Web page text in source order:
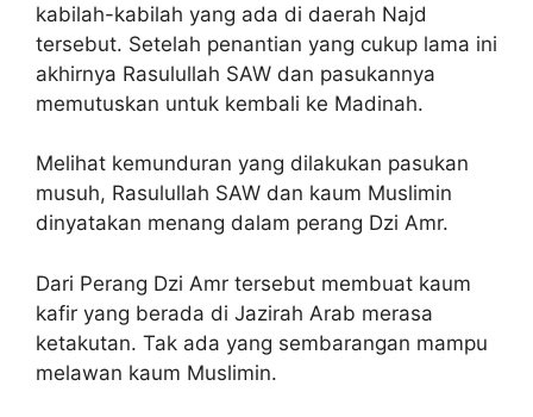
kabilah-kabilah yang ada di daerah Najd
tersebut. Setelah penantian yang cukup lama ini
akhirnya Rasulullah SAW dan pasukannya
memutuskan untuk kembali ke Madinah.
Melihat kemunduran yang dilakukan pasukan
musuh, Rasulullah SAW dan kaum Muslimin
dinyatakan menang dalam perang Dzi Amr.
Dari Perang Dzi Amr tersebut membuat kaum
kafir yang berada di Jazirah Arab merasa
ketakutan. Tak ada yang sembarangan mampu
melawan kaum Muslimin.